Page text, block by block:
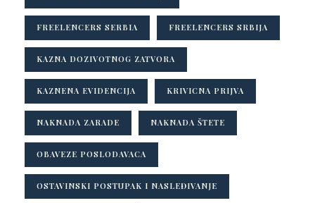
FREELENCERS SERBIA FREELENCERS SRBIJA
KAZNA DOZIVOTNOG ZATVORA
KAZNENA EVIDENCIJA KRIVICNA PRIJVA
NAKNADA ZARADE NAKNADA ŠTETE
OBAVEZE POSLODAVACA
OSTAVINSKI POSTUPAK I NASLEĐIVANJE